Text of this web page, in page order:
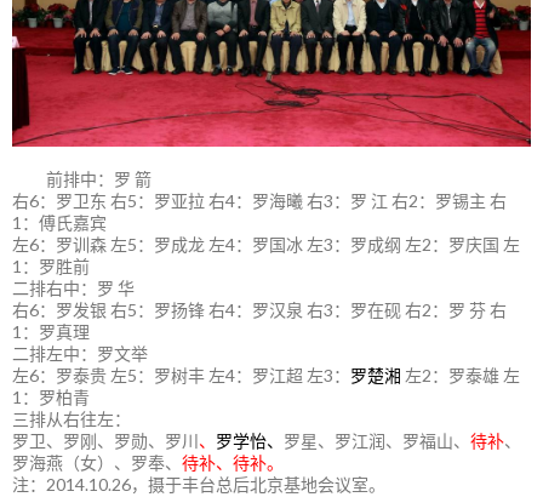
前排中：罗 箭
右6：罗卫东 右5：罗亚拉 右4：罗海曦 右3：罗 江 右2：罗锡主 右
1：傅氏嘉宾
左6：罗训森 左5：罗成龙 左4：罗国冰 左3：罗成纲 左2：罗庆国 左
1：罗胜前
二排右中：罗 华
右6：罗发银 右5：罗扬锋 右4：罗汉泉 右3：罗在砚 右2：罗 芬 右
1：罗真理
二排左中：罗文举
左6：罗泰贵 左5：罗树丰 左4：罗江超 左3： 罗楚湘 左2：罗泰雄 左
1：罗柏青
三排从右往左：
罗卫、罗刚、罗勋、罗川 、 罗学怡、 罗星、罗江润、罗福山、 待补、
罗海燕（女）、罗奉、 待补、待补。
注：2014.10.26，摄于丰台总后北京基地会议室。